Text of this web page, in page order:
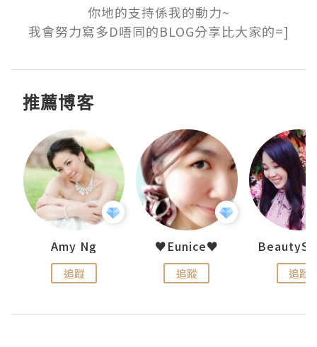
你地的支持係我的動力~
我會努力寫多D唔同的BLOG分享比大家的=]
推薦博客
Amy Ng
追蹤
♥Eunice♥
追蹤 追蹤